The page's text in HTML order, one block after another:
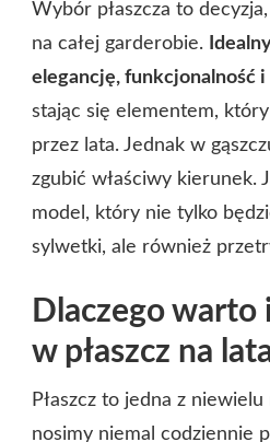
Wybór płaszcza to
na całej garderobie.
elegancję, funkcjonalność i
stając się elementem,
przez lata. Jednak w
zgubić właściwy kierunek.
model, który nie tylko
sylwetki, ale również
Dlaczego
w płaszcz na
Płaszcz to jedna z
nosimy niemal codziennie